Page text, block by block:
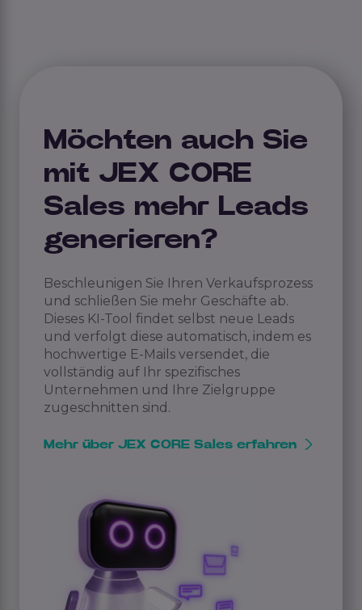
Möchten auch Sie
mit JEX CORE
Sales mehr Leads
generieren?
Beschleunigen Sie Ihren Verkaufsprozess
und schließen Sie mehr Geschäfte ab.
Dieses KI-Tool findet selbst neue Leads
und verfolgt diese automatisch, indem es
hochwertige E-Mails versendet, die
vollständig auf Ihr spezifisches
Unternehmen und Ihre Zielgruppe
zugeschnitten sind.
Mehr über JEX CORE Sales erfahren